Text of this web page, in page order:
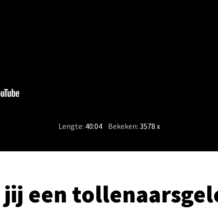
Lengte: 40:04/ Bekeken: 3578 x
jij een